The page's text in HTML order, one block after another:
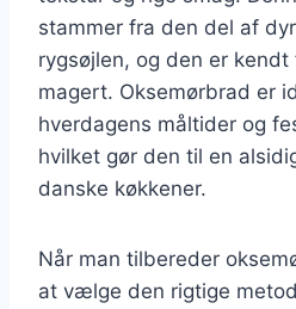
stammer fra den del af
rygsøjlen, og den er
magert. Oksemørbrad er
hverdagens måltider og
hvilket gør den til en
danske køkkener.
Når man tilbereder
at vælge den rigtige